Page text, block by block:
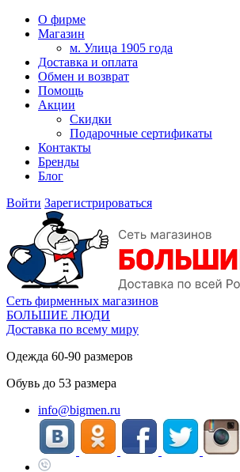
О фирме
Магазин
м. Улица 1905 года
Доставка и оплата
Обмен и возврат
Помощь
Акции
Скидки
Подарочные сертификаты
Контакты
Бренды
Блог
Войти Зарегистрироваться
Сеть фирменных магазинов
БОЛЬШИЕ ЛЮДИ
Доставка по всему миру
Одежда 60-90 размеров
Обувь до 53 размера
info@bigmen.ru